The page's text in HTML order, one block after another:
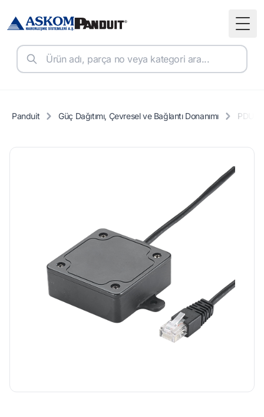
Panduit Güç Dağıtımı, Çevresel ve Bağlantı Donanımı PDU